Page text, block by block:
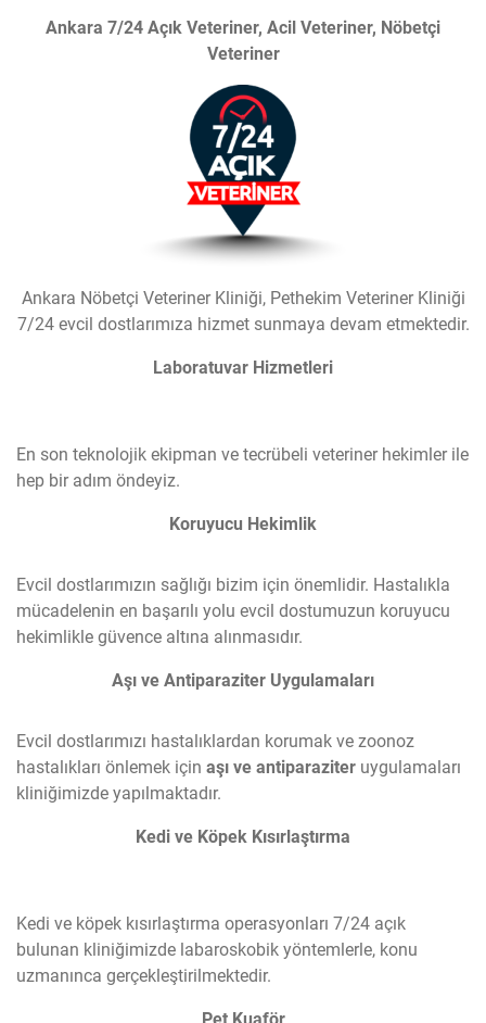
Ankara 7/24 Açık Veteriner, Acil Veteriner, Nöbetçi
Veteriner
Ankara Nöbetçi Veteriner Kliniği, Pethekim Veteriner Kliniği
7/24 evcil dostlarımıza hizmet sunmaya devam etmektedir.
Laboratuvar Hizmetleri
En son teknolojik ekipman ve tecrübeli veteriner hekimler ile
hep bir adım öndeyiz.
Koruyucu Hekimlik
Evcil dostlarımızın sağlığı bizim için önemlidir. Hastalıkla
mücadelenin en başarılı yolu evcil dostumuzun koruyucu
hekimlikle güvence altına alınmasıdır.
Aşı ve Antiparaziter Uygulamaları
Evcil dostlarımızı hastalıklardan korumak ve zoonoz
hastalıkları önlemek için aşı ve antiparaziter uygulamaları
kliniğimizde yapılmaktadır.
Kedi ve Köpek Kısırlaştırma
Kedi ve köpek kısırlaştırma operasyonları 7/24 açık
bulunan kliniğimizde labaroskobik yöntemlerle, konu
uzmanınca gerçekleştirilmektedir.